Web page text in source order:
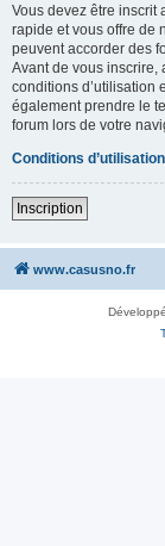
Vous devez être inscrit
rapide et vous offre de
peuvent accorder des
Avant de vous inscrire,
conditions d’utilisation
également prendre le
forum lors de votre
Conditions d’utilisation
Inscription
www.casusno.fr